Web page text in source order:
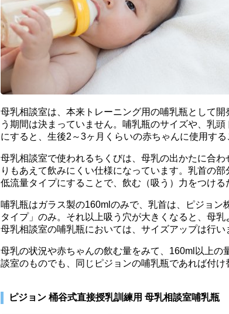
母乳相談室は、本来トレーニング用の哺乳瓶として
う期間は決まっていません。哺乳瓶のサイズや、乳
にすると、生後2～3ヶ月くらいの赤ちゃんに使用する
母乳相談室で使われるちくびは、母乳の出かたに合
りもあえて飲みにくい仕様になっています。乳首の
低流量タイプにすることで、飲む（吸う）力をつける
哺乳瓶はガラス製の160mlのみで、乳首は、ピジョン
タイプ」のみ。それ以上吸う穴が大きくなると、母乳
母乳相談室の哺乳瓶においては、サイズアップは行い
母乳の状況や赤ちゃんの飲む量をみて、160ml以上の
談室のものでも、同じピジョンの哺乳瓶であれば付け
ピジョン 桶谷式直接授乳訓練用 母乳相談室哺乳瓶